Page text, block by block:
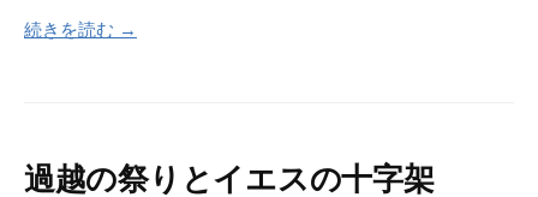
続きを読む →
過越の祭りとイエスの十字架